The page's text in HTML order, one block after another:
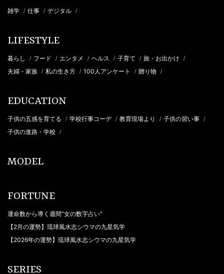
雑学 / 仕事 / デジタル /
LIFESTYLE
暮らし / フード / エンタメ / ヘルス / 子育て / 旅・お出かけ /
夫婦・家族 / 私の生き方 / 100人アンケート / 贈り物 /
EDUCATION
子供の五感を育てる / 学校行事コーデ / 教育現場より / 子供の習い事 /
子供の進路・学校 /
MODEL
FORTUNE
運命数から導く週間“女の数字占い”
【2月の運勢】琉球風水志シウマの九星気学
【2026年の運勢】琉球風水志シウマの九星気学
SERIES